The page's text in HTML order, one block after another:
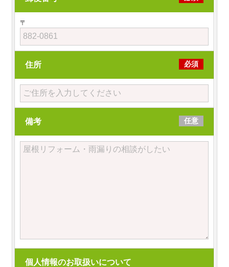
〒
住所 必須
備考 任意
個人情報のお取扱いについて